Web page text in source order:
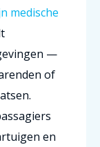
medische
—
of
en